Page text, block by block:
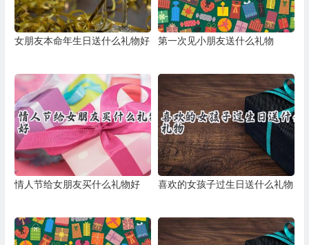
女朋友本命年生日送什么礼物好 第一次见小朋友送什么礼物
情人节给女朋友买什么礼物好 喜欢的女孩子过生日送什么礼物